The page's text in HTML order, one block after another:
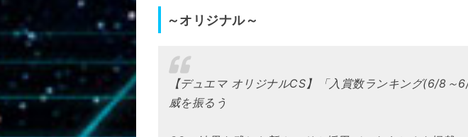
～オリジナル～
【デュエマ オリジナルCS】「入賞数ランキング(6/8
威を振るう